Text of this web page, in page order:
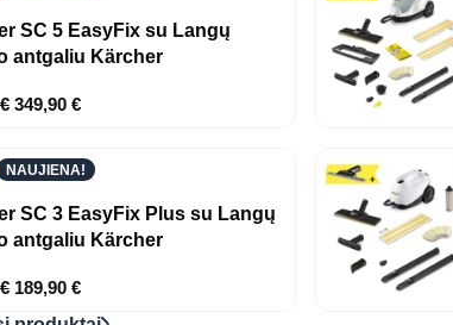
SC 5 EasyFix su Langų
antgaliu Kärcher
€ 349,90 €
NAUJIENA!
SC 3 EasyFix Plus su Langų
antgaliu Kärcher
€ 189,90 €